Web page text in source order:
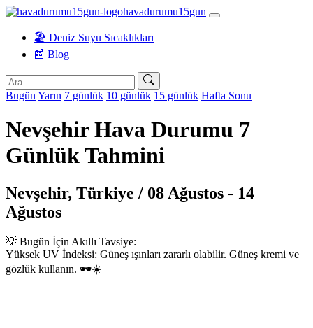
havadurumu15gun
🏖️ Deniz Suyu Sıcaklıkları
📰 Blog
Bugün Yarın 7 günlük 10 günlük 15 günlük Hafta Sonu
Nevşehir Hava Durumu 7
Günlük Tahmini
Nevşehir, Türkiye / 08 Ağustos - 14
Ağustos
💡 Bugün İçin Akıllı Tavsiye:
Yüksek UV İndeksi: Güneş ışınları zararlı olabilir. Güneş kremi ve
gözlük kullanın. 🕶️☀️